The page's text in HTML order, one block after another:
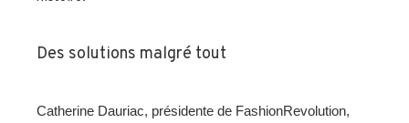
Des solutions malgré tout
Catherine Dauriac, présidente de FashionRevolution,